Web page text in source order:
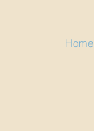
Home